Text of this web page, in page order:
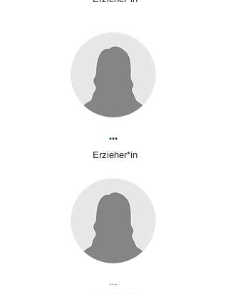
...
Erzieher*in
...